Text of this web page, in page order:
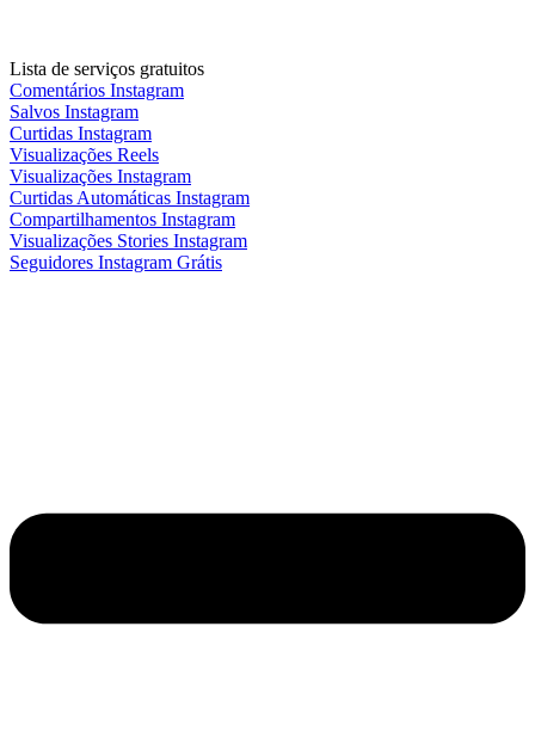
Lista de serviços gratuitos
Comentários Instagram
Salvos Instagram
Curtidas Instagram
Visualizações Reels
Visualizações Instagram
Curtidas Automáticas Instagram
Compartilhamentos Instagram
Visualizações Stories Instagram
Seguidores Instagram Grátis